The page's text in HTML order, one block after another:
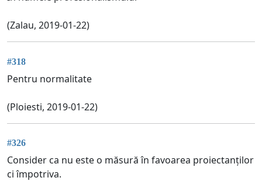
(Zalau, 2019-01-22)
#318
Pentru normalitate
(Ploiesti, 2019-01-22)
#326
Consider ca nu este o măsură în favoarea proiectanților
ci împotriva.